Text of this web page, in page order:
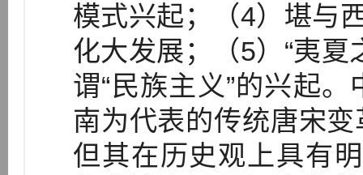
模式兴起；（4）堪与
化大发展；（5）“夷夏
谓“民族主义”的兴起
南为代表的传统唐宋
但其在历史观上具有